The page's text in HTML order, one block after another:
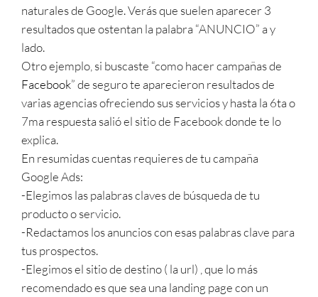
naturales de Google. Verás que suelen aparecer 3
resultados que ostentan la palabra “ANUNCIO” a y
lado.
Otro ejemplo, si buscaste “como hacer campañas de
Facebook” de seguro te aparecieron resultados de
varias agencias ofreciendo sus servicios y hasta la 6ta o
7ma respuesta salió el sitio de Facebook donde te lo
explica.
En resumidas cuentas requieres de tu campaña
Google Ads:
-Elegimos las palabras claves de búsqueda de tu
producto o servicio.
-Redactamos los anuncios con esas palabras clave para
tus prospectos.
-Elegimos el sitio de destino ( la url) , que lo más
recomendado es que sea una landing page con un